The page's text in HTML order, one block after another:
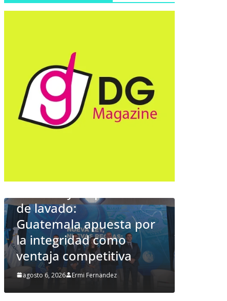
por
como
EVENTOS MÚSICA
Pavel Núñez llega por
primera vez a
Guatemala
agosto 6, 2026
Nueva ley de
prevención de